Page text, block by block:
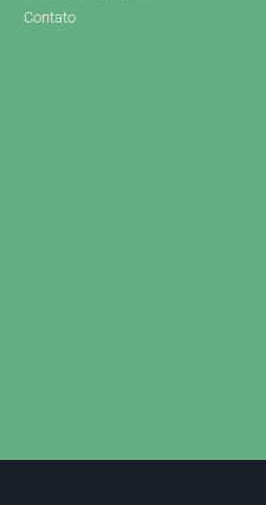
Contato